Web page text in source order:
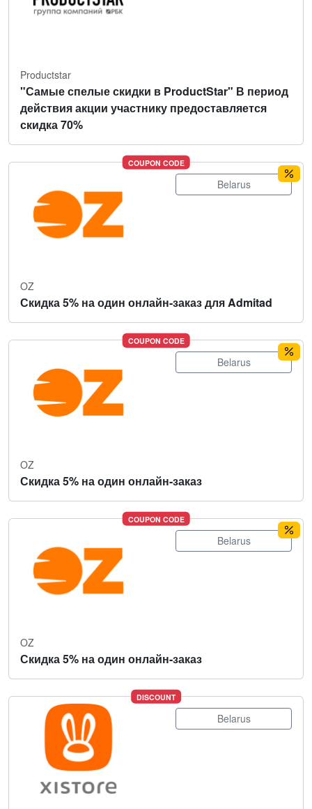
Productstar
"Самые спелые скидки в ProductStar" В период
действия акции участнику предоставляется
скидка 70%
COUPON CODE
Belarus
OZ
Скидка 5% на один онлайн-заказ для Admitad
COUPON CODE
Belarus
OZ
Скидка 5% на один онлайн-заказ
COUPON CODE
Belarus
OZ
Скидка 5% на один онлайн-заказ
DISCOUNT
Belarus